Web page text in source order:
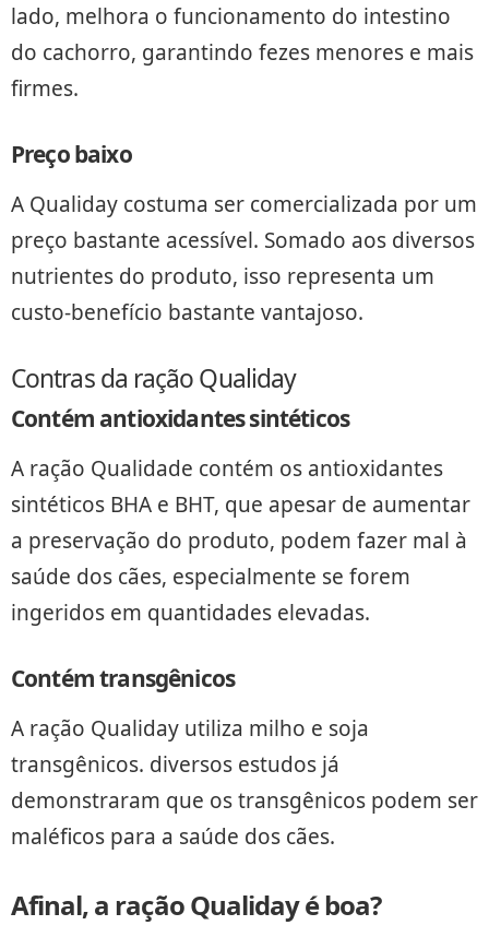
lado, melhora o funcionamento do intestino
do cachorro, garantindo fezes menores e mais
firmes.
Preço baixo
A Qualiday costuma ser comercializada por um
preço bastante acessível. Somado aos diversos
nutrientes do produto, isso representa um
custo-benefício bastante vantajoso.
Contras da ração Qualiday
Contém antioxidantes sintéticos
A ração Qualidade contém os antioxidantes
sintéticos BHA e BHT, que apesar de aumentar
a preservação do produto, podem fazer mal à
saúde dos cães, especialmente se forem
ingeridos em quantidades elevadas.
Contém transgênicos
A ração Qualiday utiliza milho e soja
transgênicos. diversos estudos já
demonstraram que os transgênicos podem ser
maléficos para a saúde dos cães.
Afinal, a ração Qualiday é boa?